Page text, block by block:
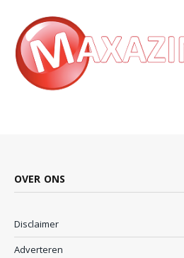
OVER ONS
Disclaimer
Adverteren